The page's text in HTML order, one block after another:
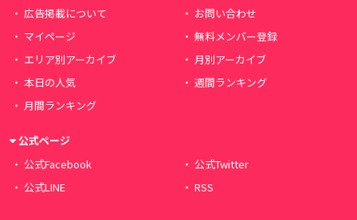
広告掲載について
お問い合わせ
マイページ
無料メンバー登録
エリア別アーカイブ
月別アーカイブ
本日の人気
週間ランキング
月間ランキング
公式ページ
公式Facebook
公式Twitter
公式LINE
RSS